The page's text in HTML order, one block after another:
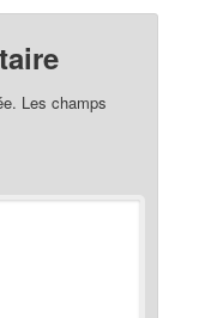
Les champs